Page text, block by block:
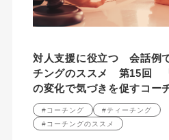
対人支援に役立つ 会話例
チングのススメ 第15回 「
の変化で気づきを促すコー
#コーチング
#ティーチング
#コーチングのススメ